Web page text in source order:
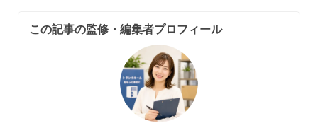
この記事の監修・編集者プロフィール